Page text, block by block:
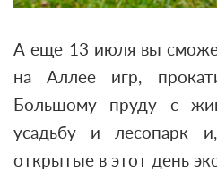
А еще 13 июля вы
на Аллее игр,
Большому пруду с
усадьбу и лесопарк
открытые в этот день